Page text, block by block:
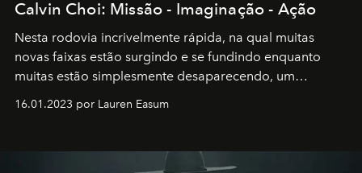
Calvin Choi: Missão - Imaginação - Ação
Nesta rodovia incrivelmente rápida, na qual muitas
novas faixas estão surgindo e se fundindo enquanto
muitas estão simplesmente desaparecendo, um
transportador AMTD abrindo caminho para muitos
por propósitos, com um claro senso de missão na vida e
16.01.2023 por Lauren Easum